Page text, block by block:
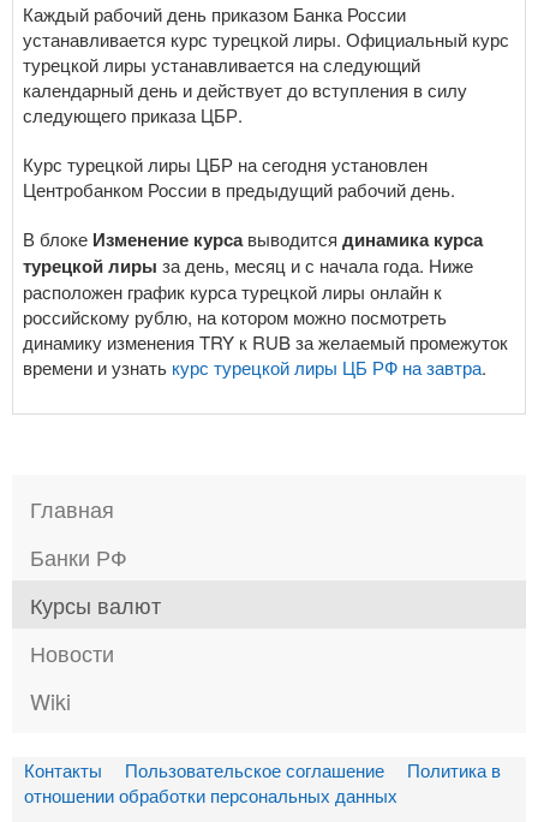
Каждый рабочий день приказом Банка России
устанавливается курс турецкой лиры. Официальный курс
турецкой лиры устанавливается на следующий
календарный день и действует до вступления в силу
следующего приказа ЦБР.
Курс турецкой лиры ЦБР на сегодня установлен
Центробанком России в предыдущий рабочий день.
В блоке Изменение курсавыводится динамика курса
турецкой лиры за день, месяц и с начала года. Ниже
расположен график курса турецкой лиры онлайн к
российскому рублю, на котором можно посмотреть
динамику изменения TRY к RUB за желаемый промежуток
времени и узнать курс турецкой лиры ЦБ РФ на завтра.
Главная
Банки РФ
Курсы валют
Новости
Wiki
Контакты Пользовательское соглашение
Политика в
отношении обработки персональных данных